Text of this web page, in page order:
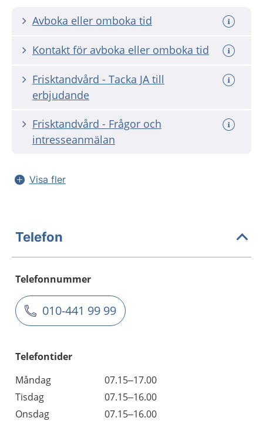
Avboka eller omboka tid
Kontakt för avboka eller omboka tid
Frisktandvård - Tacka JA till
erbjudande
Frisktandvård - Frågor och
intresseanmälan
Visa fler
Telefon
Telefonnummer
010-441 99 99
Telefontider
Måndag
07.15–17.00
Tisdag
07.15–16.00
Onsdag
07.15–16.00